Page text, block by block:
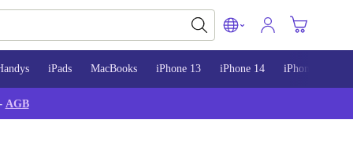
iPads MacBooks iPhone 13 iPhone 14 iPhone 15
AGB